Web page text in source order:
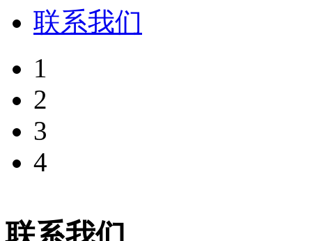
联系我们
1
2
3
4